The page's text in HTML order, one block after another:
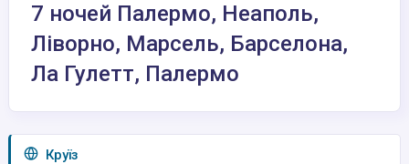
7 ночей Палермо, Неаполь,
Ліворно, Марсель, Барселона,
Ла Гулетт, Палермо
Круїз